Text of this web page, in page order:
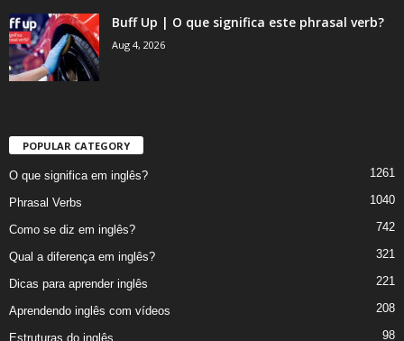
Buff Up | O que significa este phrasal verb?
Aug 4, 2026
POPULAR CATEGORY
O que significa em inglês? 1261
Phrasal Verbs 1040
Como se diz em inglês? 742
Qual a diferença em inglês? 321
Dicas para aprender inglês 221
Aprendendo inglês com vídeos 208
Estruturas do inglês 98